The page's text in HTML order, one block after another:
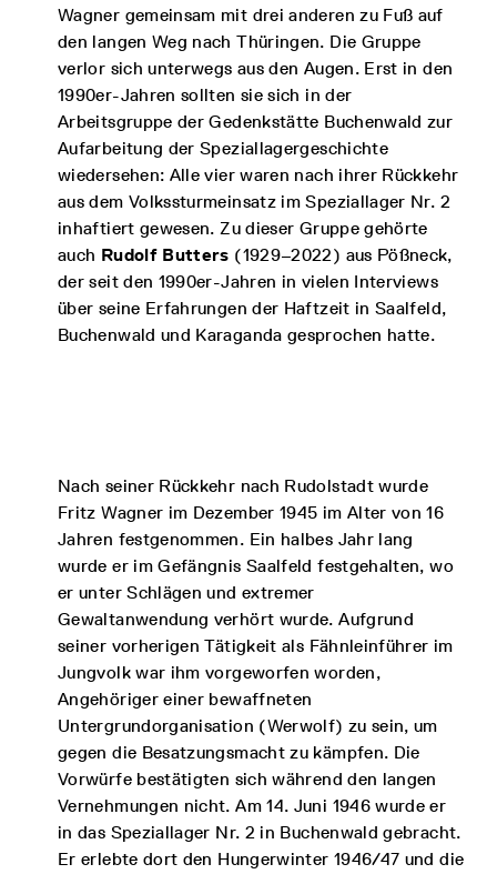
Wagner gemeinsam mit drei anderen zu Fuß auf
den langen Weg nach Thüringen. Die Gruppe
verlor sich unterwegs aus den Augen. Erst in den
1990er-Jahren sollten sie sich in der
Arbeitsgruppe der Gedenkstätte Buchenwald zur
Aufarbeitung der Speziallagergeschichte
wiedersehen: Alle vier waren nach ihrer Rückkehr
aus dem Volkssturmeinsatz im Speziallager Nr. 2
inhaftiert gewesen. Zu dieser Gruppe gehörte
auch Rudolf Butters (1929–2022) aus Pößneck,
der seit den 1990er-Jahren in vielen Interviews
über seine Erfahrungen der Haftzeit in Saalfeld,
Buchenwald und Karaganda gesprochen hatte.
Nach seiner Rückkehr nach Rudolstadt wurde
Fritz Wagner im Dezember 1945 im Alter von 16
Jahren festgenommen. Ein halbes Jahr lang
wurde er im Gefängnis Saalfeld festgehalten, wo
er unter Schlägen und extremer
Gewaltanwendung verhört wurde. Aufgrund
seiner vorherigen Tätigkeit als Fähnleinführer im
Jungvolk war ihm vorgeworfen worden,
Angehöriger einer bewaffneten
Untergrundorganisation (Werwolf) zu sein, um
gegen die Besatzungsmacht zu kämpfen. Die
Vorwürfe bestätigten sich während den langen
Vernehmungen nicht. Am 14. Juni 1946 wurde er
in das Speziallager Nr. 2 in Buchenwald gebracht.
Er erlebte dort den Hungerwinter 1946/47 und die